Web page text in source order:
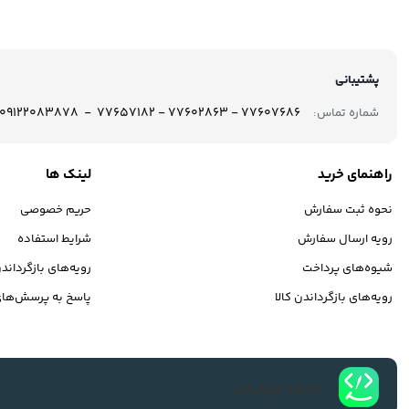
پشتیبانی
شماره تماس:
77607686 - 77602863 - 77657182 - 09122083878
راهنمای خرید
نحوه ثبت سفارش
رویه ارسال سفارش
شیوه‌های پرداخت
رویه‌های بازگرداندن کالا
لینک ها
حریم خصوصی
شرایط استفاده
رویه‌های
پاسخ به